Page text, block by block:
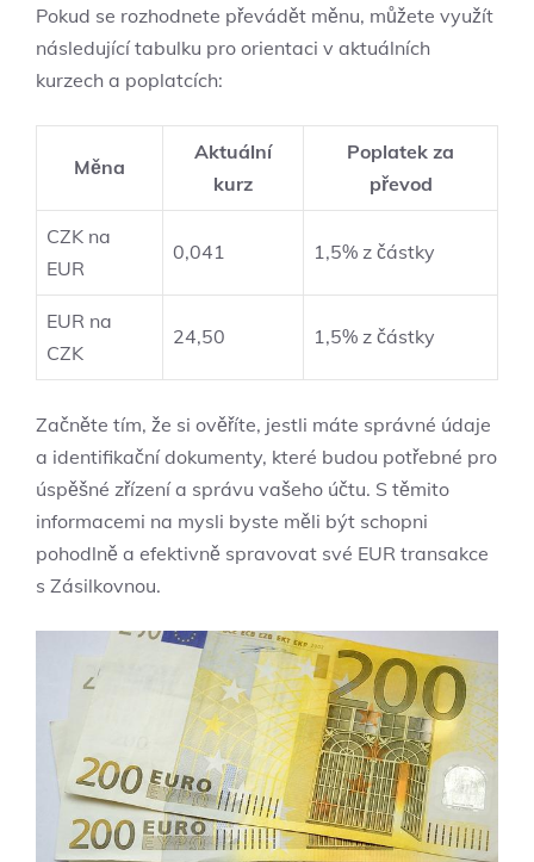
Pokud se rozhodnete převádět měnu, můžete využít
následující tabulku pro orientaci v aktuálních
kurzech a poplatcích:
Měna
Aktuální
kurz
Poplatek za
převod
CZK na
EUR
0,041 1,5% z částky
EUR na
CZK
24,50 1,5% z částky
Začněte tím, že si ověříte, jestli máte správné údaje
a identifikační dokumenty, které budou potřebné pro
úspěšné zřízení a správu vašeho účtu. S těmito
informacemi na mysli byste měli být schopni
pohodlně a efektivně spravovat své EUR transakce
s Zásilkovnou.